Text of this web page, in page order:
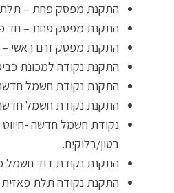
התקנת מפסק פחת – תלת
התקנת מפסק פחת – חד
התקנת מפסק זרם ראשי
התקנת נקודה למכונת
התקנת נקודת חשמל חדשה -
התקנת נקודת חשמל חדשה
נקודת חשמל חדשה -חיווט
בטון/בלוקים.
התקנת נקודת דוד חשמל
התקנת נקודה תלת פאזית